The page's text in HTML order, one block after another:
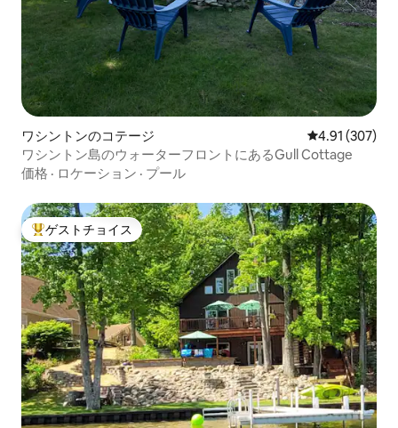
ワシントンのコテージ レビュー307
4.91 (307)
ワシントン島のウォーターフロントにあるGull Cottage
価格 · ロケーション · プール
大好評のゲストチョイスです。
ゲストチョイス